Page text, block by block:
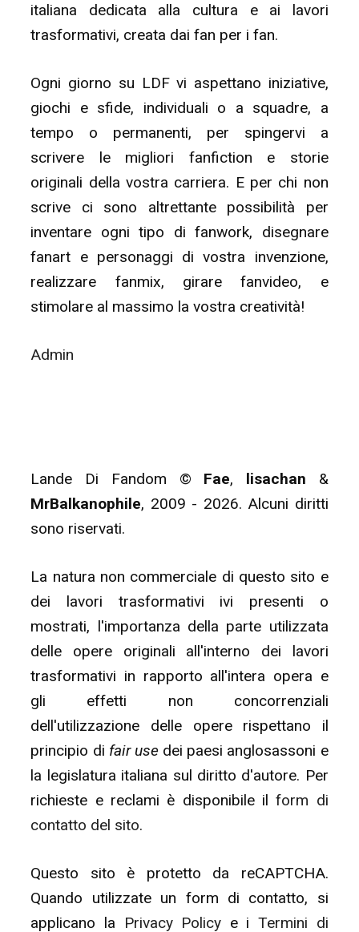
italiana dedicata alla cultura e ai lavori
trasformativi, creata dai fan per i fan.
Ogni giorno su LDF vi aspettano iniziative,
giochi e sfide, individuali o a squadre, a
tempo o permanenti, per spingervi a
scrivere le migliori fanfiction e storie
originali della vostra carriera. E per chi non
scrive ci sono altrettante possibilità per
inventare ogni tipo di fanwork, disegnare
fanart e personaggi di vostra invenzione,
realizzare fanmix, girare fanvideo, e
stimolare al massimo la vostra creatività!
Admin
Lande Di Fandom © Fae, lisachan &
MrBalkanophile, 2009 - 2026. Alcuni diritti
sono riservati.
La natura non commerciale di questo sito e
dei lavori trasformativi ivi presenti o
mostrati, l'importanza della parte utilizzata
delle opere originali all'interno dei lavori
trasformativi in rapporto all'intera opera e
gli effetti non concorrenziali
dell'utilizzazione delle opere rispettano il
principio di fair usedei paesi anglosassoni e
la legislatura italiana sul diritto d'autore. Per
richieste e reclami è disponibile ilform di
contatto del sito.
Questo sito è protetto da reCAPTCHA.
Quando utilizzate un form di contatto, si
applicano la
Privacy Policy e iTermini di